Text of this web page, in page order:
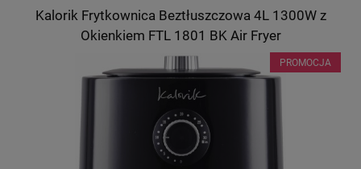
Kalorik Frytkownica Beztłuszczowa 4L 1300W z
Okienkiem FTL 1801 BK Air Fryer
PROMOCJA